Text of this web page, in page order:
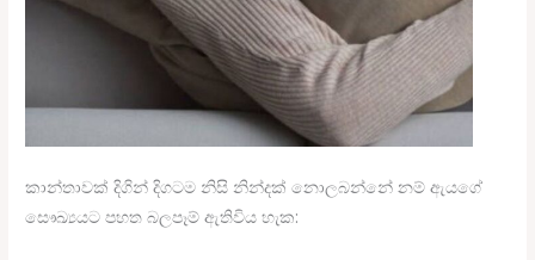
කාන්තාවක් දිගින් දිගටම නිසි නින්දක් නොලබන්නේ නම් ඇයගේ
සෞඛ්‍යයට පහත බලපෑම් ඇතිවිය හැක: